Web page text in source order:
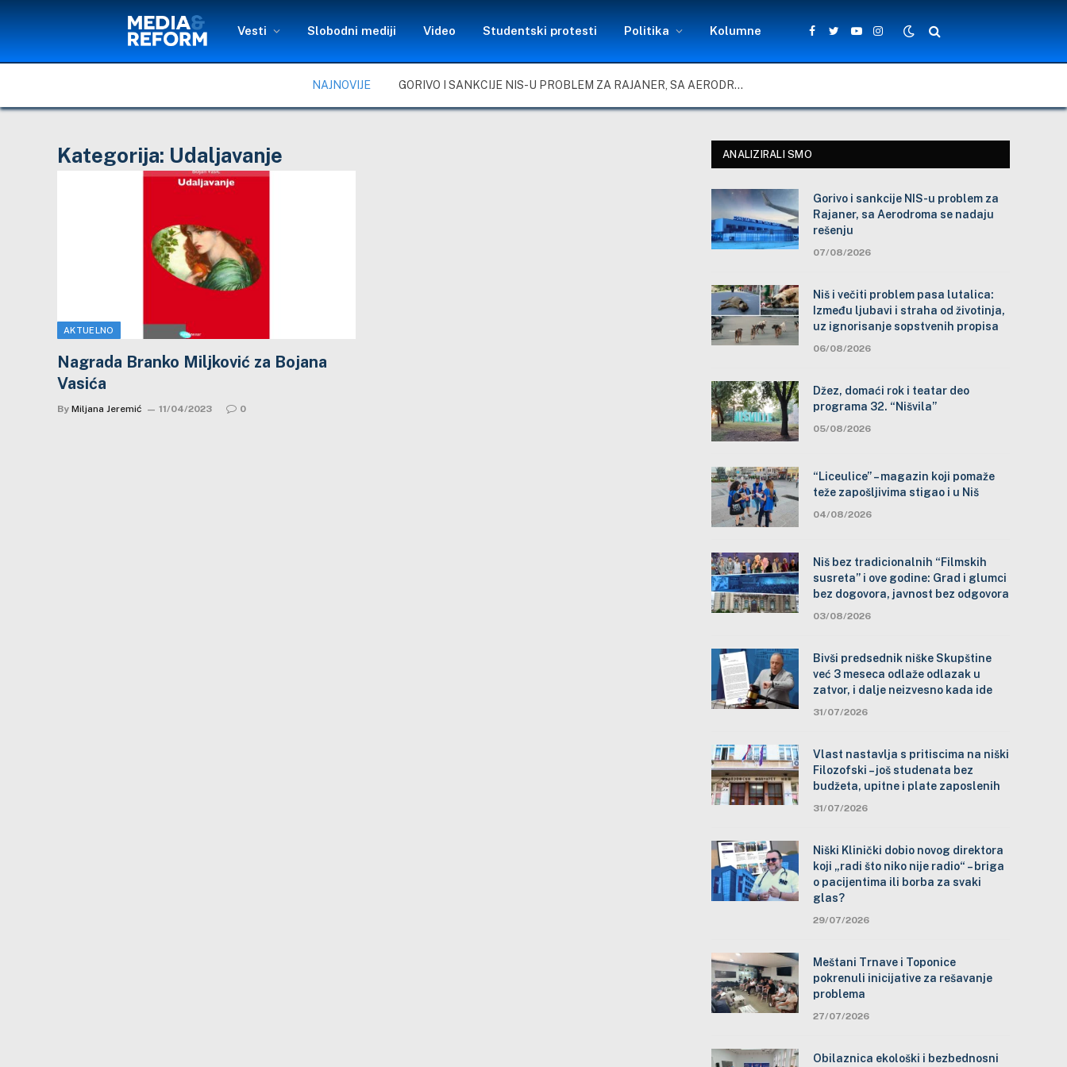
Vesti Slobodni mediji Video Studentski protesti Politika Kolumne
Facebook
TwitterYouTubeInstagram
NAJNOVIJE GORIVO I SANKCIJE NIS-U PROBLEM ZA RAJANER, SA AERODROMA SE NADAJU REŠENJU
Kategorija: Udaljavanje
AKTUELNO
Nagrada Branko Miljković za Bojana
Vasića
By Miljana Jeremić 11/04/2023 0
ANALIZIRALI SMO
Gorivo i sankcije NIS-u problem za
Rajaner, sa Aerodroma se nadaju
rešenju
07/08/2026
Niš i večiti problem pasa lutalica:
Između ljubavi i straha od životinja,
uz ignorisanje sopstvenih propisa
06/08/2026
Džez, domaći rok i teatar deo
programa 32. “Nišvila”
05/08/2026
“Liceulice” – magazin koji pomaže
teže zapošljivima stigao i u Niš
04/08/2026
Niš bez tradicionalnih “Filmskih
susreta” i ove godine: Grad i glumci
bez dogovora, javnost bez odgovora
03/08/2026
Bivši predsednik niške Skupštine
već 3 meseca odlaže odlazak u
zatvor, i dalje neizvesno kada ide
31/07/2026
Vlast nastavlja s pritiscima na niški
Filozofski – još studenata bez
budžeta, upitne i plate zaposlenih
31/07/2026
Niški Klinički dobio novog direktora
koji „radi što niko nije radio“ – briga
o pacijentima ili borba za svaki
glas?
29/07/2026
Meštani Trnave i Toponice
pokrenuli inicijative za rešavanje
problema
27/07/2026
Obilaznica ekološki i bezbednosni